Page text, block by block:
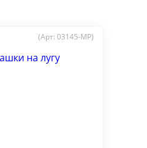
(Арт: 03145-MP)